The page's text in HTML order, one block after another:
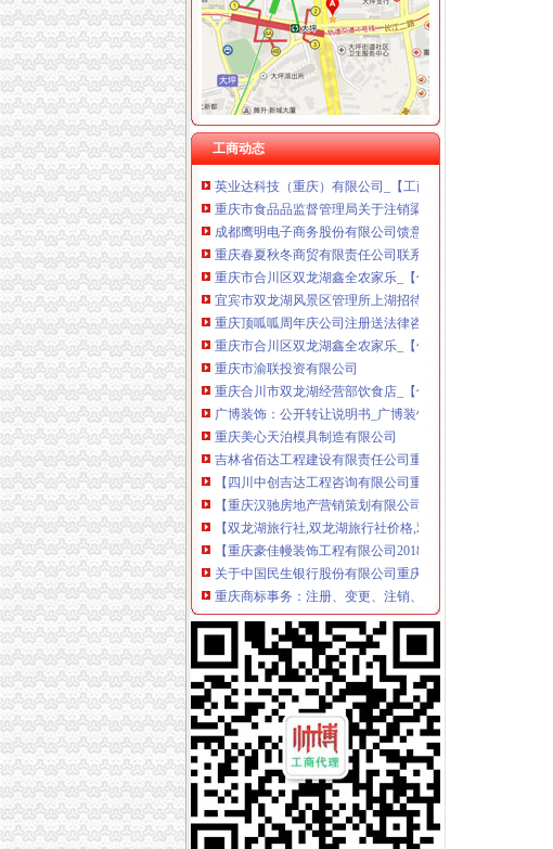
上海兆妩贸易有限公司重庆龙湖·北城天街分公司 （工商注
上海兆妩贸易有限公司重庆天地分公司 渝中 （工商注册）
工商动态
*ST金源：关于分公司注销的公告_格控股（000408）股吧_
重庆企业法人.doc
重庆市兴瑞船舶制造有限公司联系方式_信用报告_工商信息
深圳市鹏湾日旅游投资管理有限公司重庆分公司2017新招聘
重庆到家了网络科技有限公司兰馨大道分公司2017新招聘信
重庆内资公司注册：低价转让公司-重庆爱问分类
关于注销重庆乾大器械有限公司《器械经营企业许可证》的
英业达科技（重庆）有限公司_【工商信息_电话地址_注册
重庆市食品品监督管理局关于注销梁平县立成饮料厂等企业
成都鹰明电子商务股份有限公司馈意见回复_鹰明电商（）_
重庆春夏秋冬商贸有限责任公司联系方式_信用报告_工商信
重庆市合川区双龙湖鑫全农家乐_【信用信息_诉讼信息_财
宜宾市双龙湖风景区管理所上湖招待所_【电话地址_招聘信
重庆顶呱呱周年庆公司注册送法律咨询服务重庆公司注册今
重庆市合川区双龙湖鑫全农家乐_【信用信息_诉讼信息_财
重庆市渝联投资有限公司
重庆合川市双龙湖经营部饮食店_【信用信息_诉讼信息_财
广博装饰：公开转让说明书_广博装饰（）_公告正文
重庆美心天泊模具制造有限公司
吉林省佰达工程建设有限责任公司重庆分公司_页简介_地址
【四川中创吉达工程咨询有限公司重庆分公司工商信息】-
【重庆汉驰房地产营销策划有限公司盛景天下分公司工商信
【双龙湖旅行社,双龙湖旅行社价格,双龙湖旅行社信息】-重
【重庆豪佳幔装饰工程有限公司2018新招聘信息】_聘网
关于中国民生银行股份有限公司重庆东和春天等23家社区支
重庆商标事务：注册、变更、注销、续展--了解入口-重庆58
重庆市昌岚餐饮文化有限公司金港国际店_页简介_地址电话-
【英业达科技（重庆）有限公司2018新招聘信息】_聘网
重庆柏林酒业有限公司等83家企业食品生产许可证被注销_
2013年重庆市合川工业投资（集团）有限公司公司券募集说
【重庆众安恒汽车租赁有限公司2018新招聘信息】_聘网
海南航空股份有限公司第八届董事会第一次会议决议公告|公
海南航空股份有限公司第八届董事会第一次会议决议公告|公
英业达科技（重庆）有限公司-风报
珈伟股份（）公告正文_财经_凤凰网
重庆三峡房地产开发有限公司【企业信用,电话,地址,法人】_
《重庆企业法人》